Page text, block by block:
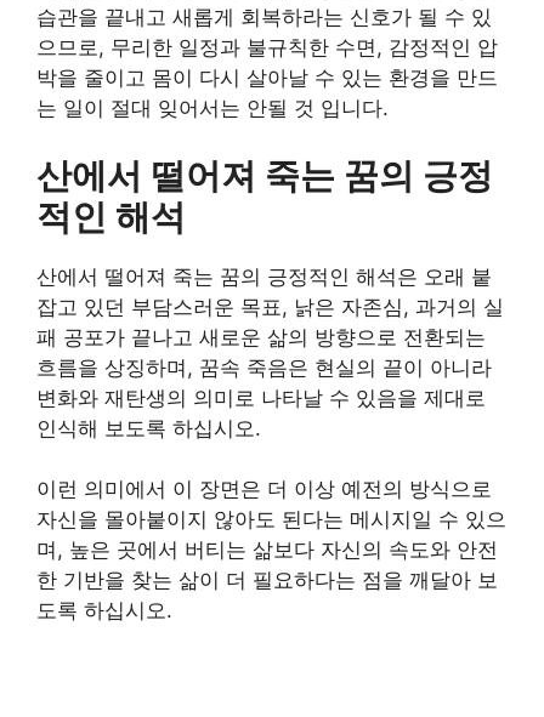
습관을 끝내고 새롭게 회복하라는 신호가 될 수 있
으므로, 무리한 일정과 불규칙한 수면, 감정적인 압
박을 줄이고 몸이 다시 살아날 수 있는 환경을 만드
는 일이 절대 잊어서는 안될 것 입니다.
산에서 떨어져 죽는 꿈의 긍정
적인 해석
산에서 떨어져 죽는 꿈의 긍정적인 해석은 오래 붙
잡고 있던 부담스러운 목표, 낡은 자존심, 과거의 실
패 공포가 끝나고 새로운 삶의 방향으로 전환되는
흐름을 상징하며, 꿈속 죽음은 현실의 끝이 아니라
변화와 재탄생의 의미로 나타날 수 있음을 제대로
인식해 보도록 하십시오.
이런 의미에서 이 장면은 더 이상 예전의 방식으로
자신을 몰아붙이지 않아도 된다는 메시지일 수 있으
며, 높은 곳에서 버티는 삶보다 자신의 속도와 안전
한 기반을 찾는 삶이 더 필요하다는 점을 깨달아 보
도록 하십시오.